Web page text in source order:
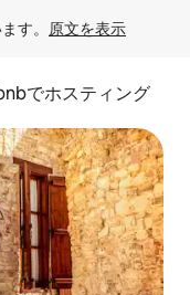
す。 原文を表示
でホスティング